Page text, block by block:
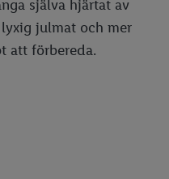
själva hjärtat av
julmat och mer
att förbereda.